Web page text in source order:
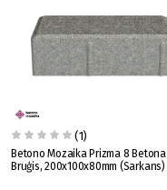
(1)
Betono Mozaika Prizma 8 Betona
Bruģis, 200x100x80mm (Sarkans)